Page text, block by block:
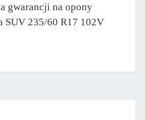
gwarancji na opony
235/60 R17 102V